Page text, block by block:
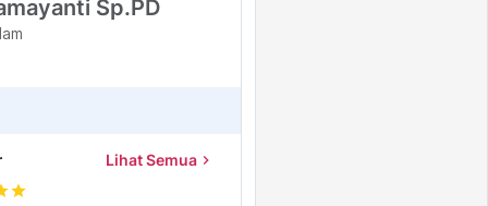
Sp.PD
Lihat Semuachevron_right
star